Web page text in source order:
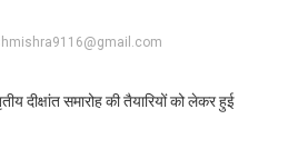
दीक्षांत समारोह की तैयारियों को लेकर हुई